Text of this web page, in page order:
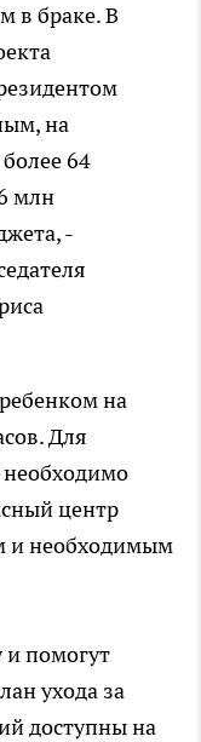
в браке. В
на
64
млн
-
на
Для
центр
и необходимым
и помогут
ухода за
доступны на